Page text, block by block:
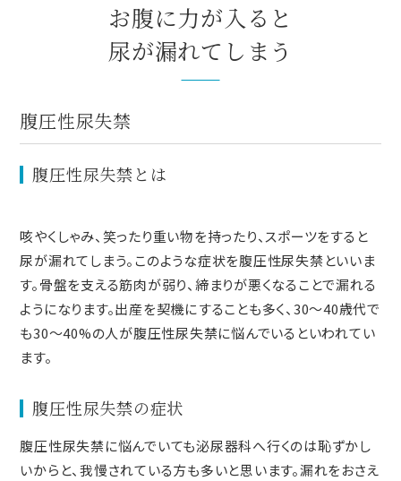
お腹に力が入ると
尿が漏れてしまう
腹圧性尿失禁
腹圧性尿失禁とは
咳やくしゃみ、笑ったり重い物を持ったり、スポーツをすると
尿が漏れてしまう。このような症状を腹圧性尿失禁といいま
す。骨盤を支える筋肉が弱り、締まりが悪くなることで漏れる
ようになります。出産を契機にすることも多く、30～40歳代で
も30～40%の人が腹圧性尿失禁に悩んでいるといわれてい
ます。
腹圧性尿失禁の症状
腹圧性尿失禁に悩んでいても泌尿器科へ行くのは恥ずかし
いからと、我慢されている方も多いと思います。漏れをおさえ